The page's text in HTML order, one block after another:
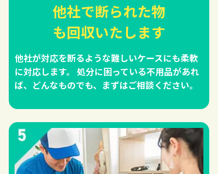
他社で断られた物
も回収いたします
他社が対応を断るような難しいケースにも柔軟
に対応します。 処分に困っている不用品があれ
ば、どんなものでも、まずはご相談ください。